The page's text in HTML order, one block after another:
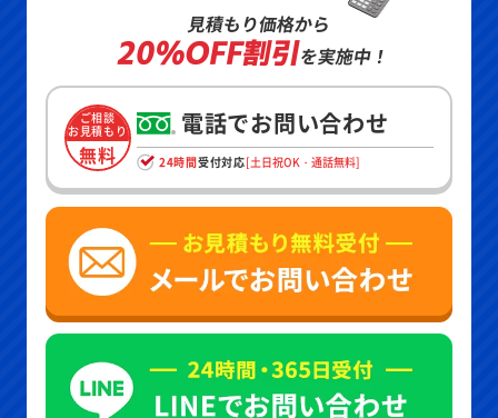
見積もり価格から
20%OFF割引を実施中！
ご相談
お見積もり
無料
電話でお問い合わせ
24時間受付対応[土日祝OK・通話無料]